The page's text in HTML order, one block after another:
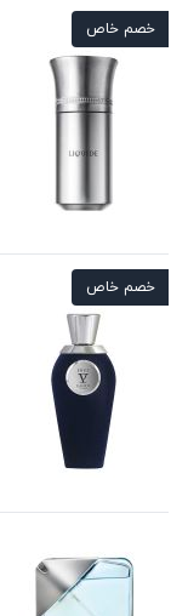
خصم خاص
خصم خاص